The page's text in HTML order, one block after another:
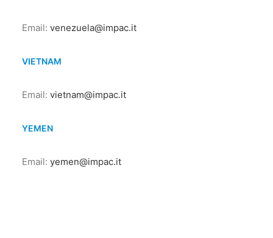
Email: venezuela@impac.it
VIETNAM
Email: vietnam@impac.it
YEMEN
Email: yemen@impac.it